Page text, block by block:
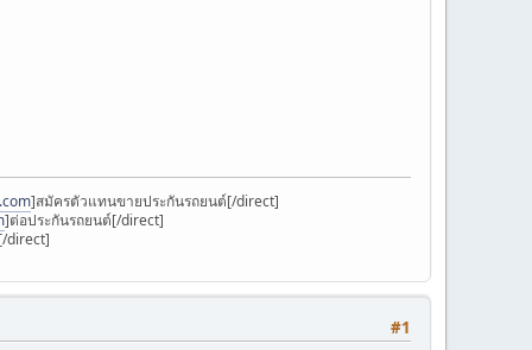
]สมัครตัวแทนขายประกันรถยนต์[/direct]
]ต่อประกันรถยนต์[/direct]
direct]
#1